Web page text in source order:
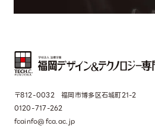
〒812-0032 福岡市博多区石城町21-2
0120-717-262
fcainfo@fca.ac.jp